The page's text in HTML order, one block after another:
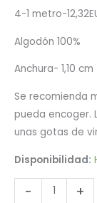
4-1 metro-
Algodón 100%
Anchura- 1,10 cm
Se recomienda
pueda encoger.
unas gotas de
Disponibilidad:
- +